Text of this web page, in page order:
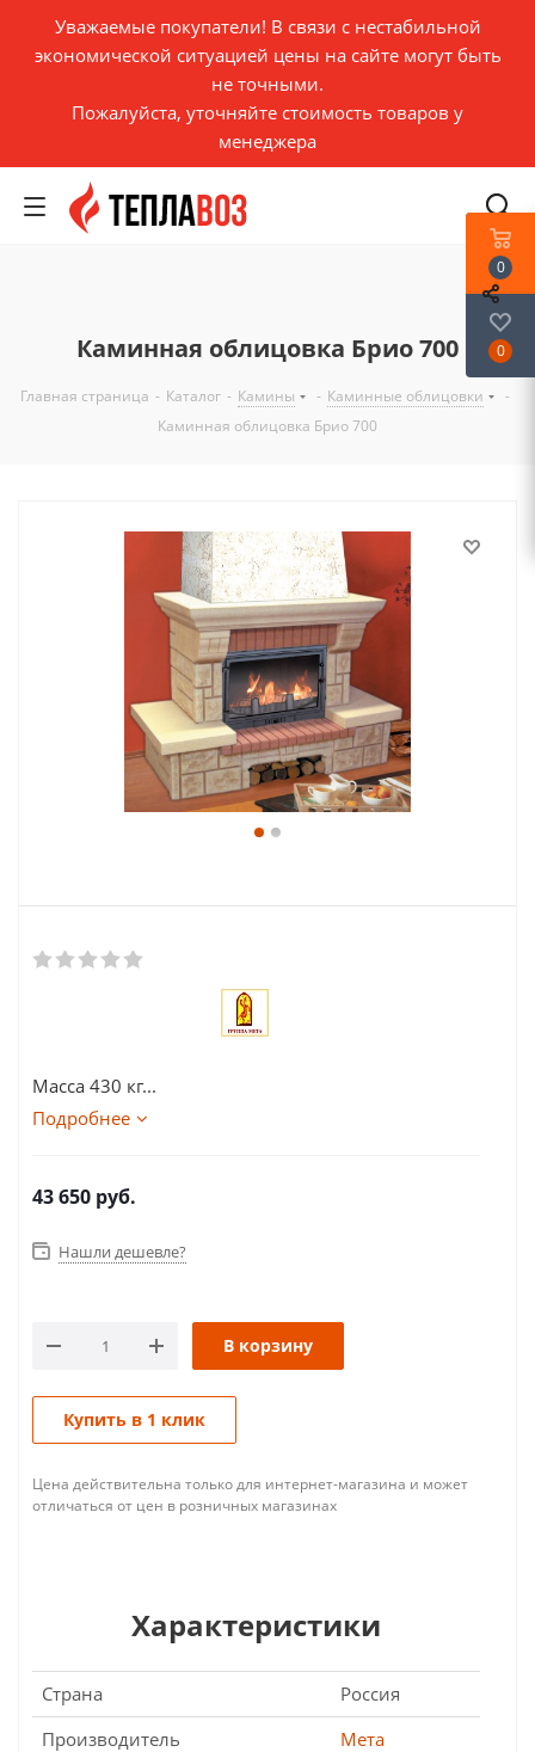
Уважаемые покупатели! В связи с нестабильной
экономической ситуацией цены на сайте могут быть
не точными.
Пожалуйста, уточняйте стоимость товаров у
менеджера
Каминная облицовка Брио 700
Главная страница - Каталог - Камины - Каминные облицовки
-
Каминная облицовка Брио 700
Масса 430 кг...
Подробнее
43 650 руб.
Нашли дешевле?
В корзину
Купить в 1 клик
Цена действительна только для интернет-магазина и может
отличаться от цен в розничных магазинах
Характеристики
Страна
Россия
Производитель
Мета
0
0